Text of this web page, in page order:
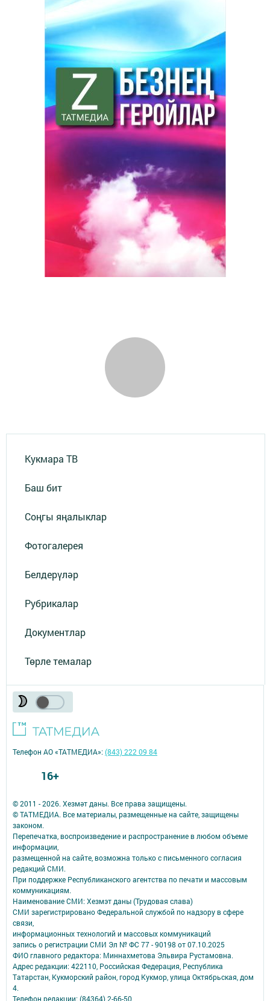
Кукмара ТВ
Баш бит
Соңгы яңалыклар
Фотогалерея
Белдерүләр
Рубрикалар
Документлар
Төрле темалар
© 2011 - 2026. Хезмәт даны. Все права защищены.
© ТАТМЕДИА. Все материалы, размещенные на сайте, защищены
законом.
Перепечатка, воспроизведение и распространение в любом объеме
информации,
размещенной на сайте, возможна только с письменного согласия
редакций СМИ.
При поддержке Республиканского агентства по печати и массовым
коммуникациям.
Наименование СМИ: Хезмэт даны (Трудовая слава)
СМИ зарегистрировано Федеральной службой по надзору в сфере
связи,
информационных технологий и массовых коммуникаций
запись о регистрации СМИ Эл № ФС 77 - 90198 от 07.10.2025
ФИО главного редактора: Миннахметова Эльвира Рустамовна.
Адрес редакции: 422110, Российская Федерация, Республика
Татарстан, Кукморский район, город Кукмор, улица Октябрьская, дом
4.
Телефон редакции: (84364) 2-66-50
Телефон АО «ТАТМЕДИА»:(843) 222 09 84
16+